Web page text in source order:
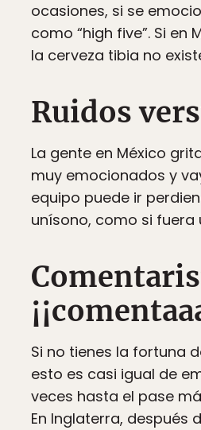
ocasiones, si se
como “high five”. Si
la cerveza tibia no
Ruidos
La gente en México
muy emocionados y
equipo puede ir
unísono, como si fuera
Si no tienes la fortuna
esto es casi igual de
veces hasta el pase
En Inglaterra, después